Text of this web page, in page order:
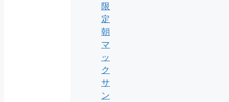
限
定
朝
マ
ッ
ク
サ
ン